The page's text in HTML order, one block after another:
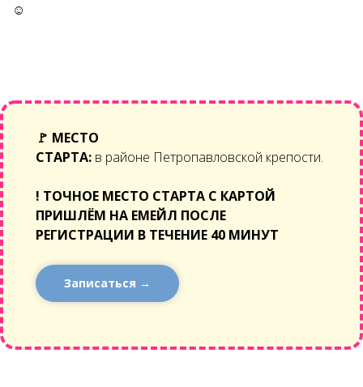
☺
🚩 МЕСТО
СТАРТА: в районе Петропавловской крепости.
! ТОЧНОЕ МЕСТО СТАРТА С КАРТОЙ
ПРИШЛЁМ НА ЕМЕЙЛ ПОСЛЕ
РЕГИСТРАЦИИ В ТЕЧЕНИЕ 40 МИНУТ
Записаться →